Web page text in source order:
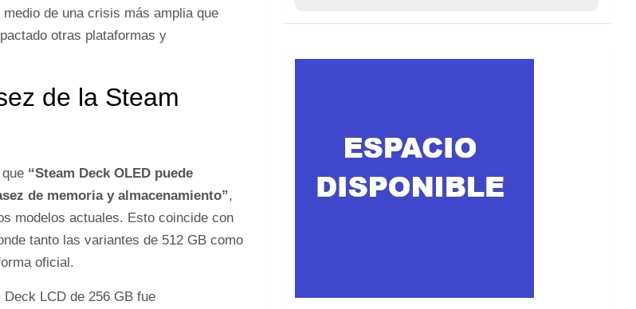
de una crisis más amplia que
otras plataformas y
de la Steam
“Steam Deck OLED puede
de memoria y almacenamiento”,
modelos actuales. Esto coincide con
tanto las variantes de 512 GB como
oficial.
LCD de 256 GB fue